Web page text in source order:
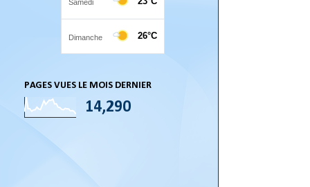
PAGES VUES LE MOIS DERNIER
14,290